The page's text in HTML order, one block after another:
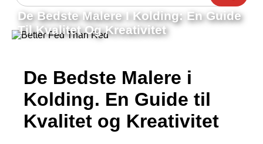
De Bedste Malere I Kolding: En Guide
Til Kvalitet Og Kreativitet
De Bedste Malere i
Kolding. En Guide til
Kvalitet og Kreativitet